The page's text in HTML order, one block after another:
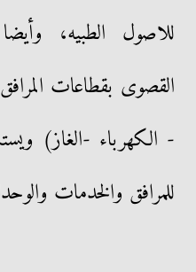
للاصول الطبيه،
القصوى بقطاعات
- الكهرباء -الغاز)
للمرافق والخدمات